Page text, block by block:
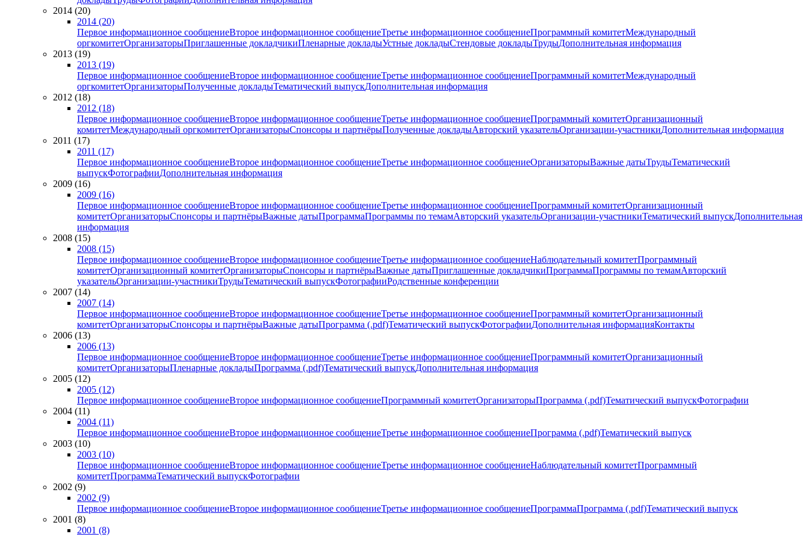
2014 (20)
2014 (20)
Первое информационное сообщениеВторое информационное сообщениеТретье информационное сообщениеПрограммный комитетМеждународный
оргкомитетОрганизаторыПриглашенные докладчикиПленарные докладыУстные докладыСтендовые докладыТрудыДополнительная информация
2013 (19)
2013 (19)
Первое информационное сообщениеВторое информационное сообщениеТретье информационное сообщениеПрограммный комитетМеждународный
оргкомитетОрганизаторыПолученные докладыТематический выпускДополнительная информация
2012 (18)
2012 (18)
Первое информационное сообщениеВторое информационное сообщениеТретье информационное сообщениеПрограммный комитетОрганизационный
комитетМеждународный оргкомитетОрганизаторыСпонсоры и партнёрыПолученные докладыАвторский указательОрганизации-участникиДополнительная информация
2011 (17)
2011 (17)
Первое информационное сообщениеВторое информационное сообщениеТретье информационное сообщениеОрганизаторыВажные датыТрудыТематический
выпускФотографииДополнительная информация
2009 (16)
2009 (16)
Первое информационное сообщениеВторое информационное сообщениеТретье информационное сообщениеПрограммный комитетОрганизационный
комитетОрганизаторыСпонсоры и партнёрыВажные датыПрограммаПрограммы по темамАвторский указательОрганизации-участникиТематический выпускДополнительная
информация
2008 (15)
2008 (15)
Первое информационное сообщениеВторое информационное сообщениеТретье информационное сообщениеНаблюдательный комитетПрограммный
комитетОрганизационный комитетОрганизаторыСпонсоры и партнёрыВажные датыПриглашенные докладчикиПрограммаПрограммы по темамАвторский
указательОрганизации-участникиТрудыТематический выпускФотографииРодственные конференции
2007 (14)
2007 (14)
Первое информационное сообщениеВторое информационное сообщениеТретье информационное сообщениеПрограммный комитетОрганизационный
комитетОрганизаторыСпонсоры и партнёрыВажные датыПрограмма (.pdf)Тематический выпускФотографииДополнительная информацияКонтакты
2006 (13)
2006 (13)
Первое информационное сообщениеВторое информационное сообщениеТретье информационное сообщениеПрограммный комитетОрганизационный
комитетОрганизаторыПленарные докладыПрограмма (.pdf)Тематический выпускДополнительная информация
2005 (12)
2005 (12)
Первое информационное сообщениеВторое информационное сообщениеПрограммный комитетОрганизаторыПрограмма (.pdf)Тематический выпускФотографии
2004 (11)
2004 (11)
Первое информационное сообщениеВторое информационное сообщениеТретье информационное сообщениеПрограмма (.pdf)Тематический выпуск
2003 (10)
2003 (10)
Первое информационное сообщениеВторое информационное сообщениеТретье информационное сообщениеНаблюдательный комитетПрограммный
комитетПрограммаТематический выпускФотографии
2002 (9)
2002 (9)
Первое информационное сообщениеВторое информационное сообщениеТретье информационное сообщениеПрограммаПрограмма (.pdf)Тематический выпуск
2001 (8)
2001 (8)